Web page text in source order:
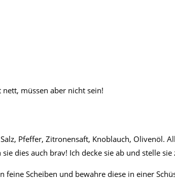
nett, müssen aber nicht sein!
Pfeffer, Zitronensaft, Knoblauch, Olivenöl.
dies auch brav! Ich decke sie ab und stelle
Scheiben und bewahre diese in einer